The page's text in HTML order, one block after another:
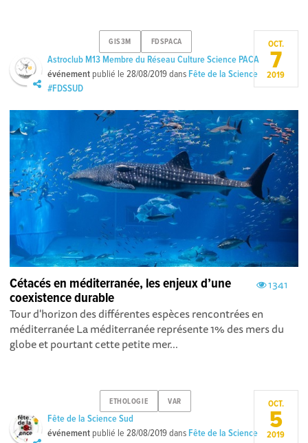
GIS3M FDSPACA
Astroclub M13 Membre du Réseau Culture Science PACA
événement publié le28/08/2019dans Fête de la Science
#FDSSUD
OCT.
7
2019
1341
Cétacés en méditerranée, les enjeux d’une
coexistence durable
Tour d'horizon des différentes espèces rencontrées en
méditerranée La méditerranée représente 1% des mers du
globe et pourtant cette petite mer...
ETHOLOGIE VAR
Fête de la Science Sud
événement publié le28/08/2019dans Fête de la Science
OCT.
5
2019